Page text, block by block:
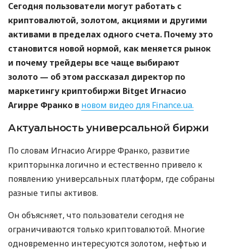
Сегодня пользователи могут работать с
криптовалютой, золотом, акциями и другими
активами в пределах одного счета. Почему это
становится новой нормой, как меняется рынок
и почему трейдеры все чаще выбирают
золото — об этом рассказал директор по
маркетингу криптобиржи Bitget Игнасио
Агирре Франко в новом видео для Finance.ua.
Актуальность универсальной биржи
По словам Игнасио Агирре Франко, развитие
крипторынка логично и естественно привело к
появлению универсальных платформ, где собраны
разные типы активов.
Он объясняет, что пользователи сегодня не
ограничиваются только криптовалютой. Многие
одновременно интересуются золотом, нефтью и